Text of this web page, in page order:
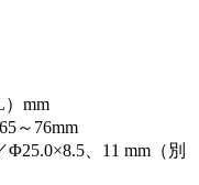
mm
～76mm
、11 mm（別